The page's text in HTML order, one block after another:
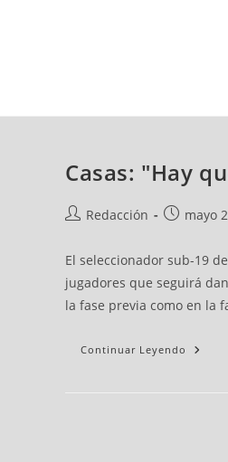
Casas: "Hay
Redacción mayo
El seleccionador sub-19
jugadores que seguirá
la fase previa como en la
Continuar Leyendo